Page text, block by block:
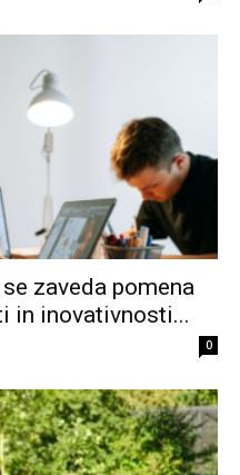
zaveda pomena
in inovativnosti...
0